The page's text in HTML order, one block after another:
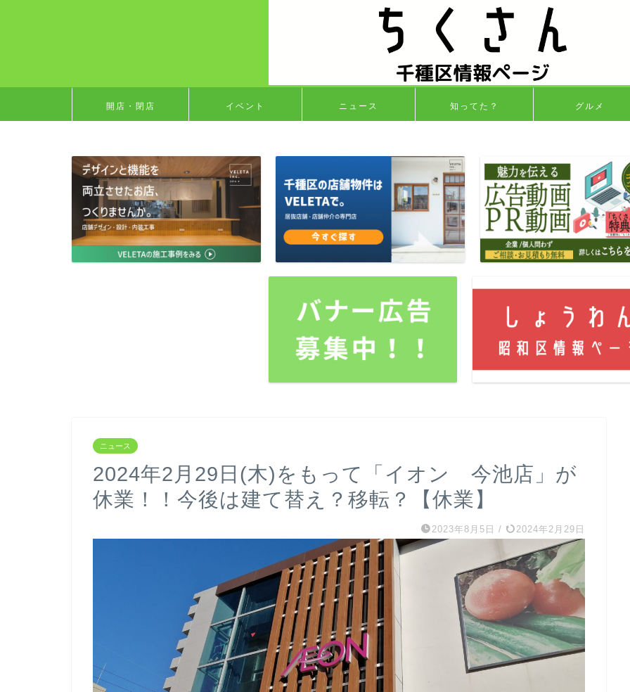
開店・閉店 イベント ニュース 知ってた？ グルメ
ニュース
2024年2月29日(木)をもって「イオン 今池店」が
休業！！今後は建て替え？移転？【休業】
2023年8月5日 / 2024年2月29日